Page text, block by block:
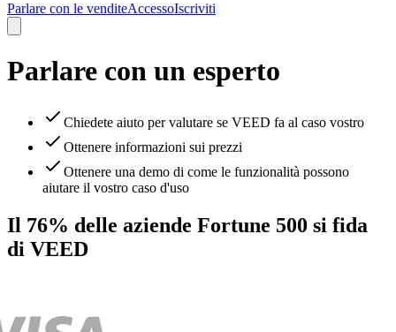
Parlare con le venditeAccessoIscriviti
Parlare con un esperto
Chiedete aiuto per valutare se VEED fa al caso vostro
Ottenere informazioni sui prezzi
Ottenere una demo di come le funzionalità possono
aiutare il vostro caso d'uso
Il 76% delle aziende Fortune 500 si fida
di VEED